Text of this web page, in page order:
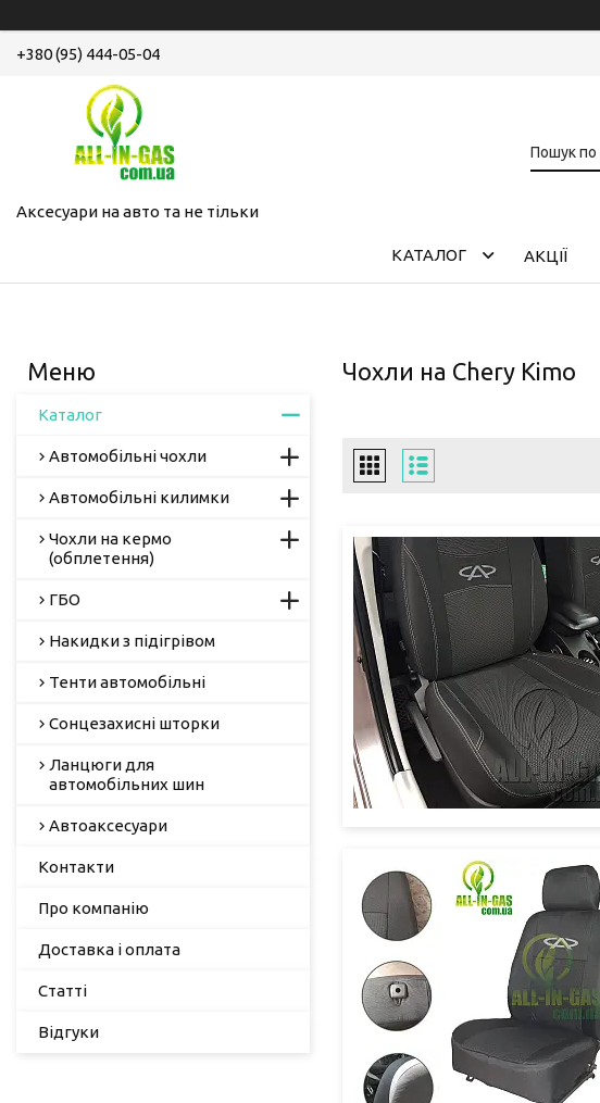
+380 (95) 444-05-04
Аксесуари на авто та не тільки
КАТАЛОГ АКЦІЇ
Чохли на Chery Kimo
Каталог
Автомобільні чохли
Автомобільні килимки
Чохли на кермо
(обплетення)
ГБО
Накидки з підігрівом
Тенти автомобільні
Сонцезахисні шторки
Ланцюги для
автомобільних шин
Автоаксесуари
Контакти
Про компанію
Доставка і оплата
Статті
Відгуки